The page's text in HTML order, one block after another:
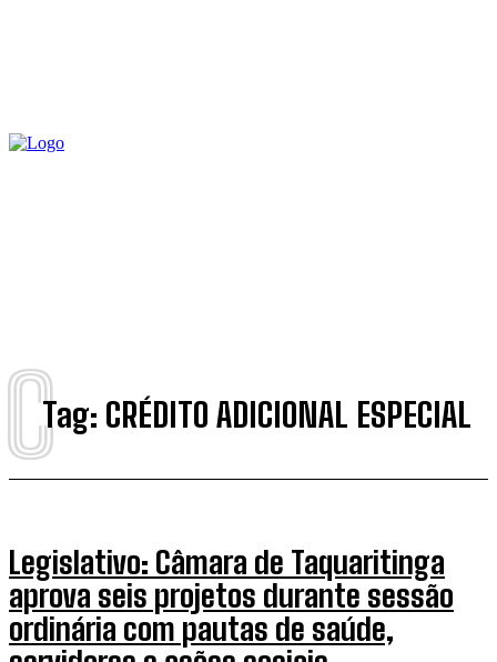
Tag: CRÉDITO ADICIONAL ESPECIAL
C
Legislativo: Câmara de Taquaritinga
aprova seis projetos durante sessão
ordinária com pautas de saúde,